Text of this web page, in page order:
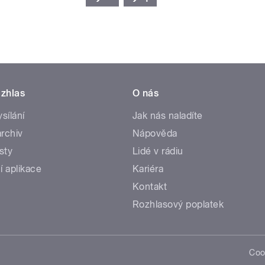
aplikace
O nás
Jak nás naladíte
Nápověda
Lidé v rádiu
Kariéra
Kontakt
Rozhlasový poplatek